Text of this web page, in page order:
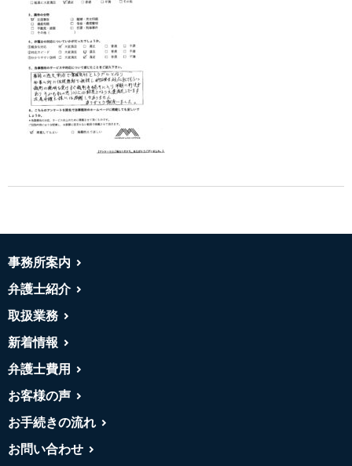
事務所案内
弁護士紹介
取扱業務
新着情報
弁護士費用
お客様の声
お手続きの流れ
お問い合わせ